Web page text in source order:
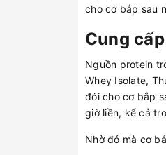
cho cơ bắp sau
Cung
Nguồn protein
Whey Isolate,
đói cho cơ bắp
giờ liền, kể cả
Nhờ đó mà cơ